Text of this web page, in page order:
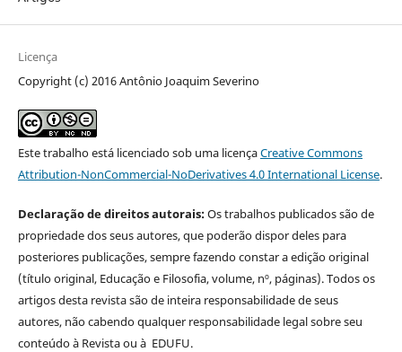
Licença
Copyright (c) 2016 Antônio Joaquim Severino
Este trabalho está licenciado sob uma licençaCreative Commons
Attribution-NonCommercial-NoDerivatives 4.0 International License.
Declaração de direitos autorais:Os trabalhos publicados são de
propriedade dos seus autores, que poderão dispor deles para
posteriores publicações, sempre fazendo constar a edição original
(título original, Educação e Filosofia, volume, nº, páginas). Todos os
artigos desta revista são de inteira responsabilidade de seus
autores, não cabendo qualquer responsabilidade legal sobre seu
conteúdo à Revista ou à EDUFU.